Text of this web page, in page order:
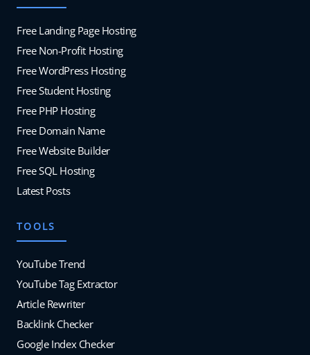
Free Landing Page Hosting
Free Non-Profit Hosting
Free WordPress Hosting
Free Student Hosting
Free PHP Hosting
Free Domain Name
Free Website Builder
Free SQL Hosting
Latest Posts
TOOLS
YouTube Trend
YouTube Tag Extractor
Article Rewriter
Backlink Checker
Google Index Checker